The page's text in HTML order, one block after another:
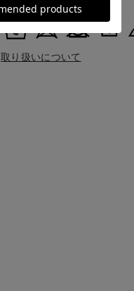
■取扱い方法
取り扱いについて